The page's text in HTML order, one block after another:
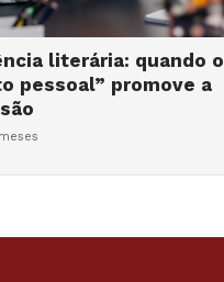
literária: quando o
pessoal” promove a